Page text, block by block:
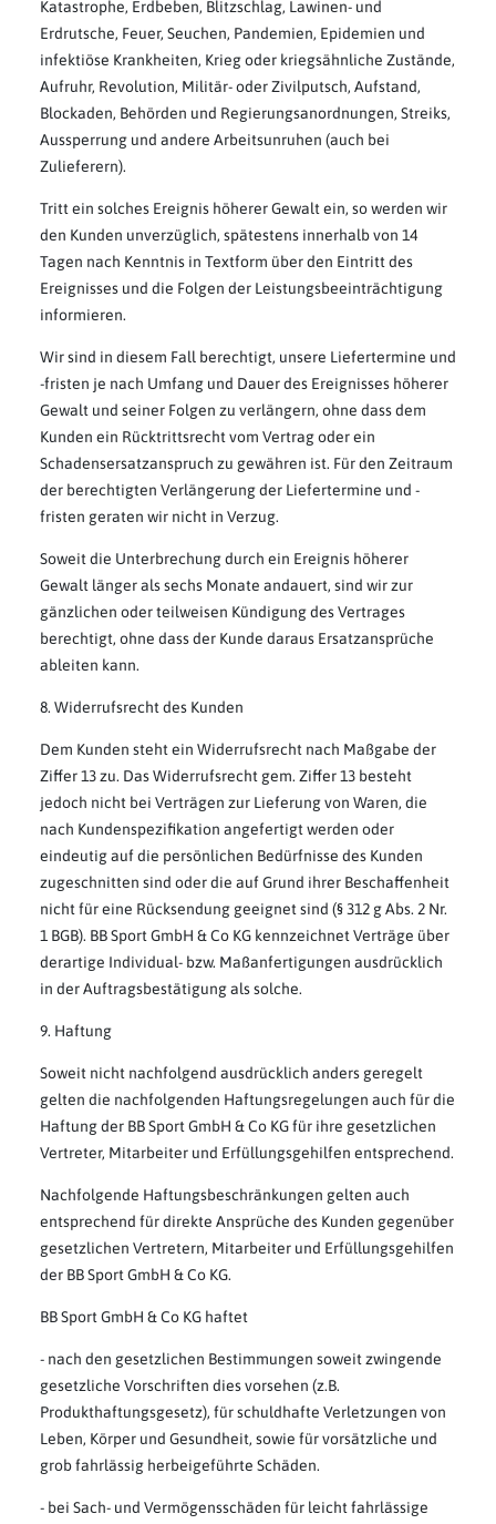
Katastrophe, Erdbeben, Blitzschlag, Lawinen- und
Erdrutsche, Feuer, Seuchen, Pandemien, Epidemien und
infektiöse Krankheiten, Krieg oder kriegsähnliche Zustände,
Aufruhr, Revolution, Militär- oder Zivilputsch, Aufstand,
Blockaden, Behörden und Regierungsanordnungen, Streiks,
Aussperrung und andere Arbeitsunruhen (auch bei
Zulieferern).
Tritt ein solches Ereignis höherer Gewalt ein, so werden wir
den Kunden unverzüglich, spätestens innerhalb von 14
Tagen nach Kenntnis in Textform über den Eintritt des
Ereignisses und die Folgen der Leistungsbeeinträchtigung
informieren.
Wir sind in diesem Fall berechtigt, unsere Liefertermine und
-fristen je nach Umfang und Dauer des Ereignisses höherer
Gewalt und seiner Folgen zu verlängern, ohne dass dem
Kunden ein Rücktrittsrecht vom Vertrag oder ein
Schadensersatzanspruch zu gewähren ist. Für den Zeitraum
der berechtigten Verlängerung der Liefertermine und -
fristen geraten wir nicht in Verzug.
Soweit die Unterbrechung durch ein Ereignis höherer
Gewalt länger als sechs Monate andauert, sind wir zur
gänzlichen oder teilweisen Kündigung des Vertrages
berechtigt, ohne dass der Kunde daraus Ersatzansprüche
ableiten kann.
8. Widerrufsrecht des Kunden
Dem Kunden steht ein Widerrufsrecht nach Maßgabe der
Ziffer 13 zu. Das Widerrufsrecht gem. Ziffer 13 besteht
jedoch nicht bei Verträgen zur Lieferung von Waren, die
nach Kundenspezifikation angefertigt werden oder
eindeutig auf die persönlichen Bedürfnisse des Kunden
zugeschnitten sind oder die auf Grund ihrer Beschaffenheit
nicht für eine Rücksendung geeignet sind (§ 312 g Abs. 2 Nr.
1 BGB). BB Sport GmbH & Co KG kennzeichnet Verträge über
derartige Individual- bzw. Maßanfertigungen ausdrücklich
in der Auftragsbestätigung als solche.
9. Haftung
Soweit nicht nachfolgend ausdrücklich anders geregelt
gelten die nachfolgenden Haftungsregelungen auch für die
Haftung der BB Sport GmbH & Co KG für ihre gesetzlichen
Vertreter, Mitarbeiter und Erfüllungsgehilfen entsprechend.
Nachfolgende Haftungsbeschränkungen gelten auch
entsprechend für direkte Ansprüche des Kunden gegenüber
gesetzlichen Vertretern, Mitarbeiter und Erfüllungsgehilfen
der BB Sport GmbH & Co KG.
BB Sport GmbH & Co KG haftet
- nach den gesetzlichen Bestimmungen soweit zwingende
gesetzliche Vorschriften dies vorsehen (z.B.
Produkthaftungsgesetz), für schuldhafte Verletzungen von
Leben, Körper und Gesundheit, sowie für vorsätzliche und
grob fahrlässig herbeigeführte Schäden.
- bei Sach- und Vermögensschäden für leicht fahrlässige